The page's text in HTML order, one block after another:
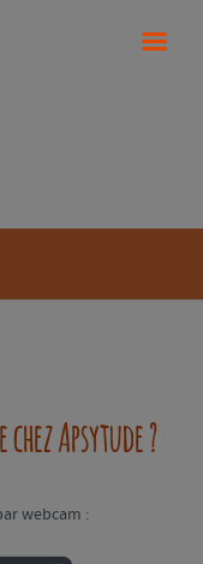
Apsytude ?
webcam :